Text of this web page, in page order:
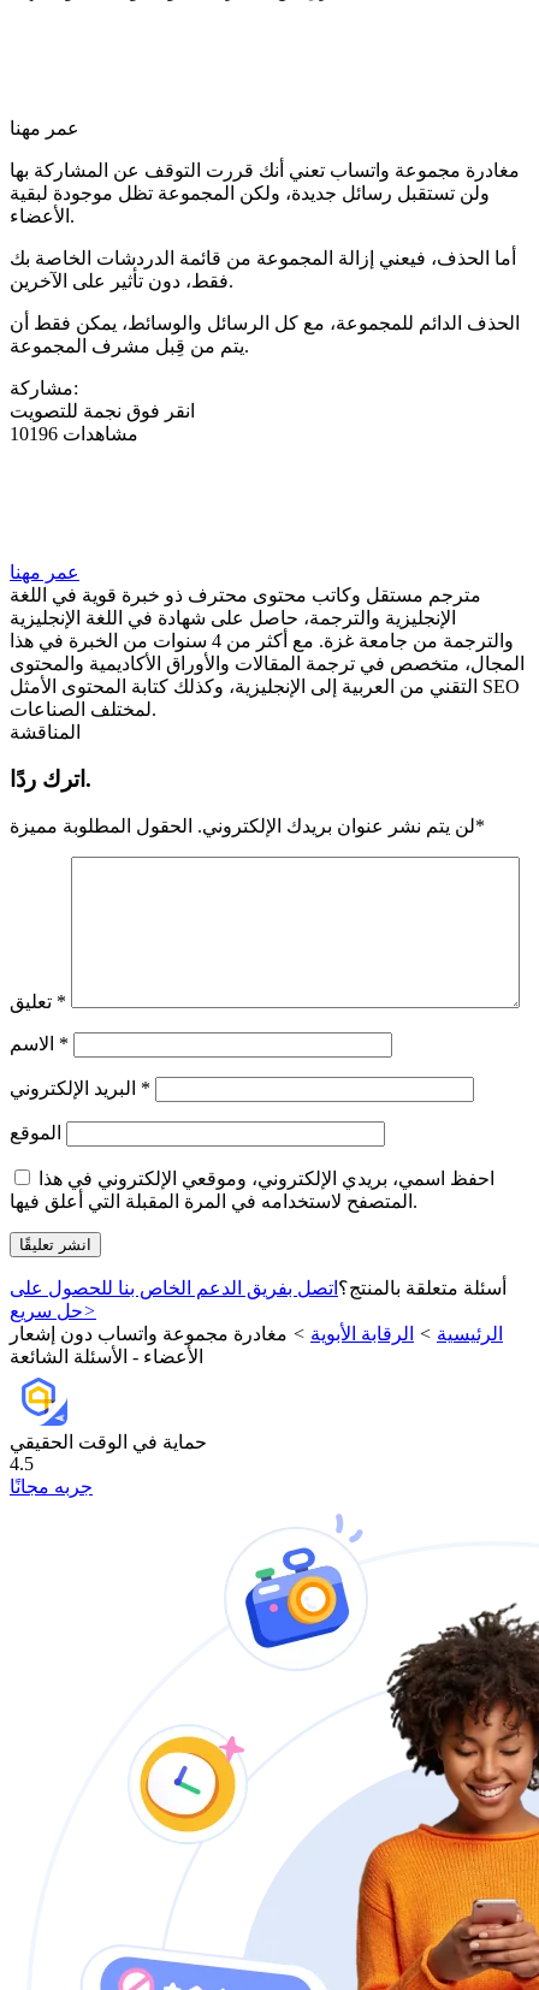
عمر مهنا
مغادرة مجموعة واتساب تعني أنك قررت التوقف عن المشاركة بها
ولن تستقبل رسائل جديدة، ولكن المجموعة تظل موجودة لبقية
الأعضاء.
أما الحذف، فيعني إزالة المجموعة من قائمة الدردشات الخاصة بك
فقط، دون تأثير على الآخرين.
الحذف الدائم للمجموعة، مع كل الرسائل والوسائط، يمكن فقط أن
يتم من قِبل مشرف المجموعة.
مشاركة:
انقر فوق نجمة للتصويت
10196 مشاهدات
عمر مهنا
مترجم مستقل وكاتب محتوى محترف ذو خبرة قوية في اللغة
الإنجليزية والترجمة، حاصل على شهادة في اللغة الإنجليزية
والترجمة من جامعة غزة. مع أكثر من 4 سنوات من الخبرة في هذا
المجال، متخصص في ترجمة المقالات والأوراق الأكاديمية والمحتوى
التقني من العربية إلى الإنجليزية، وكذلك كتابة المحتوى الأمثل SEO
لمختلف الصناعات.
المناقشة
اترك ردًا.
لن يتم نشر عنوان بريدك الإلكتروني. الحقول المطلوبة مميزة *
*
*
*
الموقع
احفظ اسمي، بريدي الإلكتروني، وموقعي الإلكتروني في هذا
المتصفح لاستخدامه في المرة المقبلة التي أعلق فيها.
أسئلة متعلقة بالمنتج؟ اتصل بفريق الدعم الخاص بنا للحصول على
حل سريع>
الرئيسية > الرقابة الأبوية > مغادرة مجموعة واتساب دون إشعار
الأعضاء - الأسئلة الشائعة
حماية في الوقت الحقيقي
4.5
جربه مجانًا